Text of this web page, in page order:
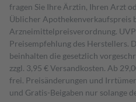
fragen Sie Ihre Ärztin, Ihren Arzt
Üblicher Apothekenverkaufspreis
Arzneimittelpreisverordnung.
Preisempfehlung des Herstellers.
beinhalten die gesetzlich
zzgl. 3,95 € Versandkosten. Ab
frei. Preisänderungen und
und Gratis-Beigaben nur solange